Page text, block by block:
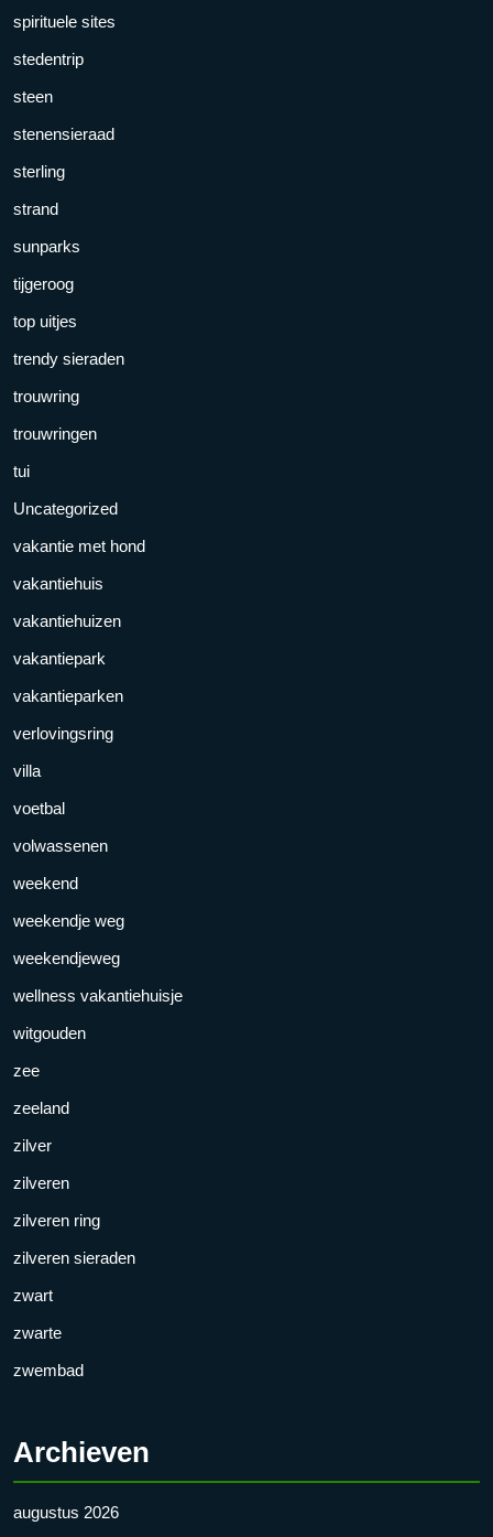
spirituele sites
stedentrip
steen
stenensieraad
sterling
strand
sunparks
tijgeroog
top uitjes
trendy sieraden
trouwring
trouwringen
tui
Uncategorized
vakantie met hond
vakantiehuis
vakantiehuizen
vakantiepark
vakantieparken
verlovingsring
villa
voetbal
volwassenen
weekend
weekendje weg
weekendjeweg
wellness vakantiehuisje
witgouden
zee
zeeland
zilver
zilveren
zilveren ring
zilveren sieraden
zwart
zwarte
zwembad
Archieven
augustus 2026